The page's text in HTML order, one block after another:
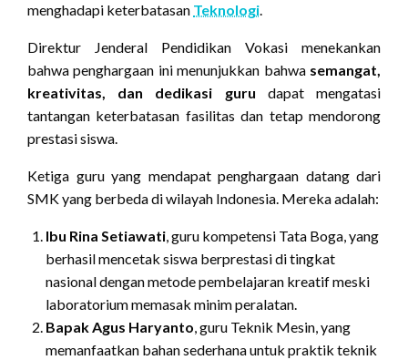
menghadapi keterbatasan Teknologi.
Direktur Jenderal Pendidikan Vokasi menekankan
bahwa penghargaan ini menunjukkan bahwa semangat,
kreativitas, dan dedikasi guru dapat mengatasi
tantangan keterbatasan fasilitas dan tetap mendorong
prestasi siswa.
Ketiga guru yang mendapat penghargaan datang dari
SMK yang berbeda di wilayah Indonesia. Mereka adalah:
Ibu Rina Setiawati, guru kompetensi Tata Boga, yang
berhasil mencetak siswa berprestasi di tingkat
nasional dengan metode pembelajaran kreatif meski
laboratorium memasak minim peralatan.
Bapak Agus Haryanto, guru Teknik Mesin, yang
memanfaatkan bahan sederhana untuk praktik teknik